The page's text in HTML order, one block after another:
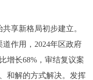
享新格局初步建立。
作用，2024年区政府
增长68%，审结复议案
和解的方式解决。发挥